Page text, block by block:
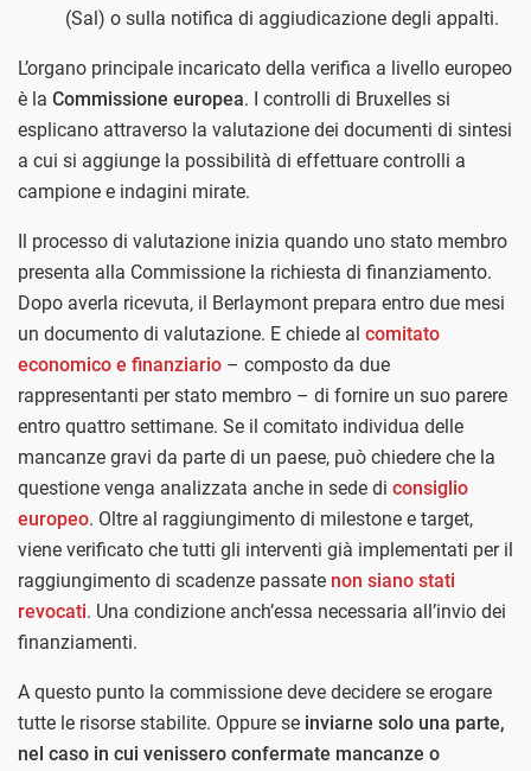
(Sal) o sulla notifica di aggiudicazione degli appalti.
L’organo principale incaricato della verifica a livello europeo
è la Commissione europea. I controlli di Bruxelles si
esplicano attraverso la valutazione dei documenti di sintesi
a cui si aggiunge la possibilità di effettuare controlli a
campione e indagini mirate.
Il processo di valutazione inizia quando uno stato membro
presenta alla Commissione la richiesta di finanziamento.
Dopo averla ricevuta, il Berlaymont prepara entro due mesi
un documento di valutazione. E chiede al comitato
economico e finanziario – composto da due
rappresentanti per stato membro – di fornire un suo parere
entro quattro settimane. Se il comitato individua delle
mancanze gravi da parte di un paese, può chiedere che la
questione venga analizzata anche in sede di consiglio
europeo. Oltre al raggiungimento di milestone e target,
viene verificato che tutti gli interventi già implementati per il
raggiungimento di scadenze passate non siano stati
revocati. Una condizione anch’essa necessaria all’invio dei
finanziamenti.
A questo punto la commissione deve decidere se erogare
tutte le risorse stabilite. Oppure se inviarne solo una parte,
nel caso in cui venissero confermate mancanze o